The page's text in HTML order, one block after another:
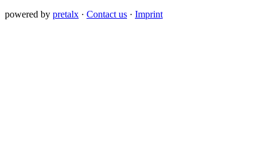
powered by pretalx · Contact us · Imprint